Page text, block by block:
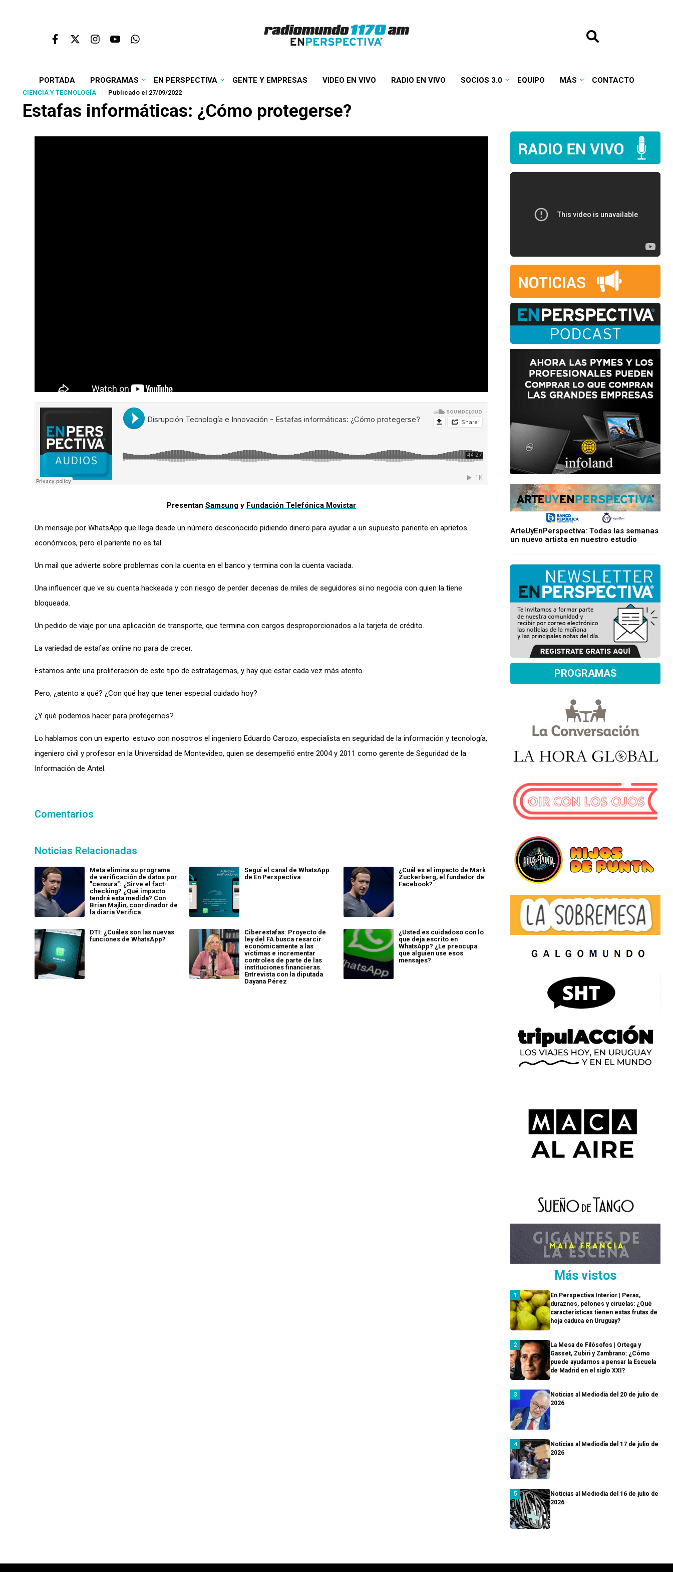
PORTADA PROGRAMAS EN PERSPECTIVA GENTE Y EMPRESAS VIDEO EN VIVO RADIO EN VIVO SOCIOS 3.0 EQUIPO MÁS CONTACTO
CIENCIA Y TECNOLOGÍA Publicado el 27/09/2022
Estafas informáticas: ¿Cómo protegerse?
Presentan Samsung y Fundación Telefónica Movistar
Un mensaje por WhatsApp que llega desde un número desconocido pidiendo dinero para ayudar a un supuesto pariente en aprietos
económicos, pero el pariente no es tal.
Un mail que advierte sobre problemas con la cuenta en el banco y termina con la cuenta vaciada.
Una influencer que ve su cuenta hackeada y con riesgo de perder decenas de miles de seguidores si no negocia con quien la tiene
bloqueada.
Un pedido de viaje por una aplicación de transporte, que termina con cargos desproporcionados a la tarjeta de crédito.
La variedad de estafas online no para de crecer.
Estamos ante una proliferación de este tipo de estratagemas, y hay que estar cada vez más atento.
Pero, ¿atento a qué? ¿Con qué hay que tener especial cuidado hoy?
¿Y qué podemos hacer para protegernos?
Lo hablamos con un experto: estuvo con nosotros el ingeniero Eduardo Carozo, especialista en seguridad de la información y tecnología,
ingeniero civil y profesor en la Universidad de Montevideo, quien se desempeñó entre 2004 y 2011 como gerente de Seguridad de la
Información de Antel.
Comentarios
Noticias Relacionadas
Meta elimina su programa
de verificación de datos por
"censura": ¿Sirve el fact-
checking? ¿Qué impacto
tendrá esta medida? Con
Brian Majlin, coordinador de
la diaria Verifica
Seguí el canal de WhatsApp
de En Perspectiva
¿Cuál es el impacto de Mark
Zuckerberg, el fundador de
Facebook?
DTI: ¿Cuáles son las nuevas
funciones de WhatsApp?
Ciberestafas: Proyecto de
ley del FA busca resarcir
económicamente a las
víctimas e incrementar
controles de parte de las
instituciones financieras.
Entrevista con la diputada
Dayana Pérez
¿Usted es cuidadoso con lo
que deja escrito en
WhatsApp? ¿Le preocupa
que alguien use esos
mensajes?
ArteUyEnPerspectiva: Todas las semanas
un nuevo artista en nuestro estudio
PROGRAMAS
Más vistos
En Perspectiva Interior | Peras,
duraznos, pelones y ciruelas: ¿Qué
características tienen estas frutas de
hoja caduca en Uruguay?
La Mesa de Filósofos | Ortega y
Gasset, Zubiri y Zambrano: ¿Cómo
puede ayudarnos a pensar la Escuela
de Madrid en el siglo XXI?
Noticias al Mediodía del 20 de julio de
2026
Noticias al Mediodía del 17 de julio de
2026
Noticias al Mediodía del 16 de julio de
2026